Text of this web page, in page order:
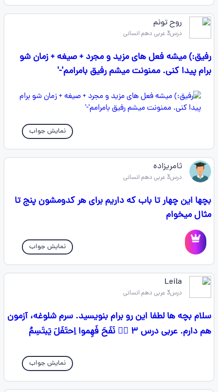
روح تونم
درس3 عربی دهم انسانی
رفیق:) میشه فعل های مزید و مجرد + صیغه + زمان شو
برام پیدا کنی. ممنونت میشم رفیق بامرامم‌'-'
نمایش جواب
ثامریزاده
درس3 عربی دهم انسانی
بچها این چهار تا باب که داریم برای هر کدومشون پنج تا
مثال میخوام
نمایش جواب
Leila
درس3 عربی دهم انسانی
سلام بچه ها لطفا این رو برام بنویسید. سرم شلوغه، آزمون
هم دارم. عربی درس ۳ 👇🏻 نَفَحَ فَهِموا اِحتَفَلَ یَبتَسِمُ
نمایش جواب